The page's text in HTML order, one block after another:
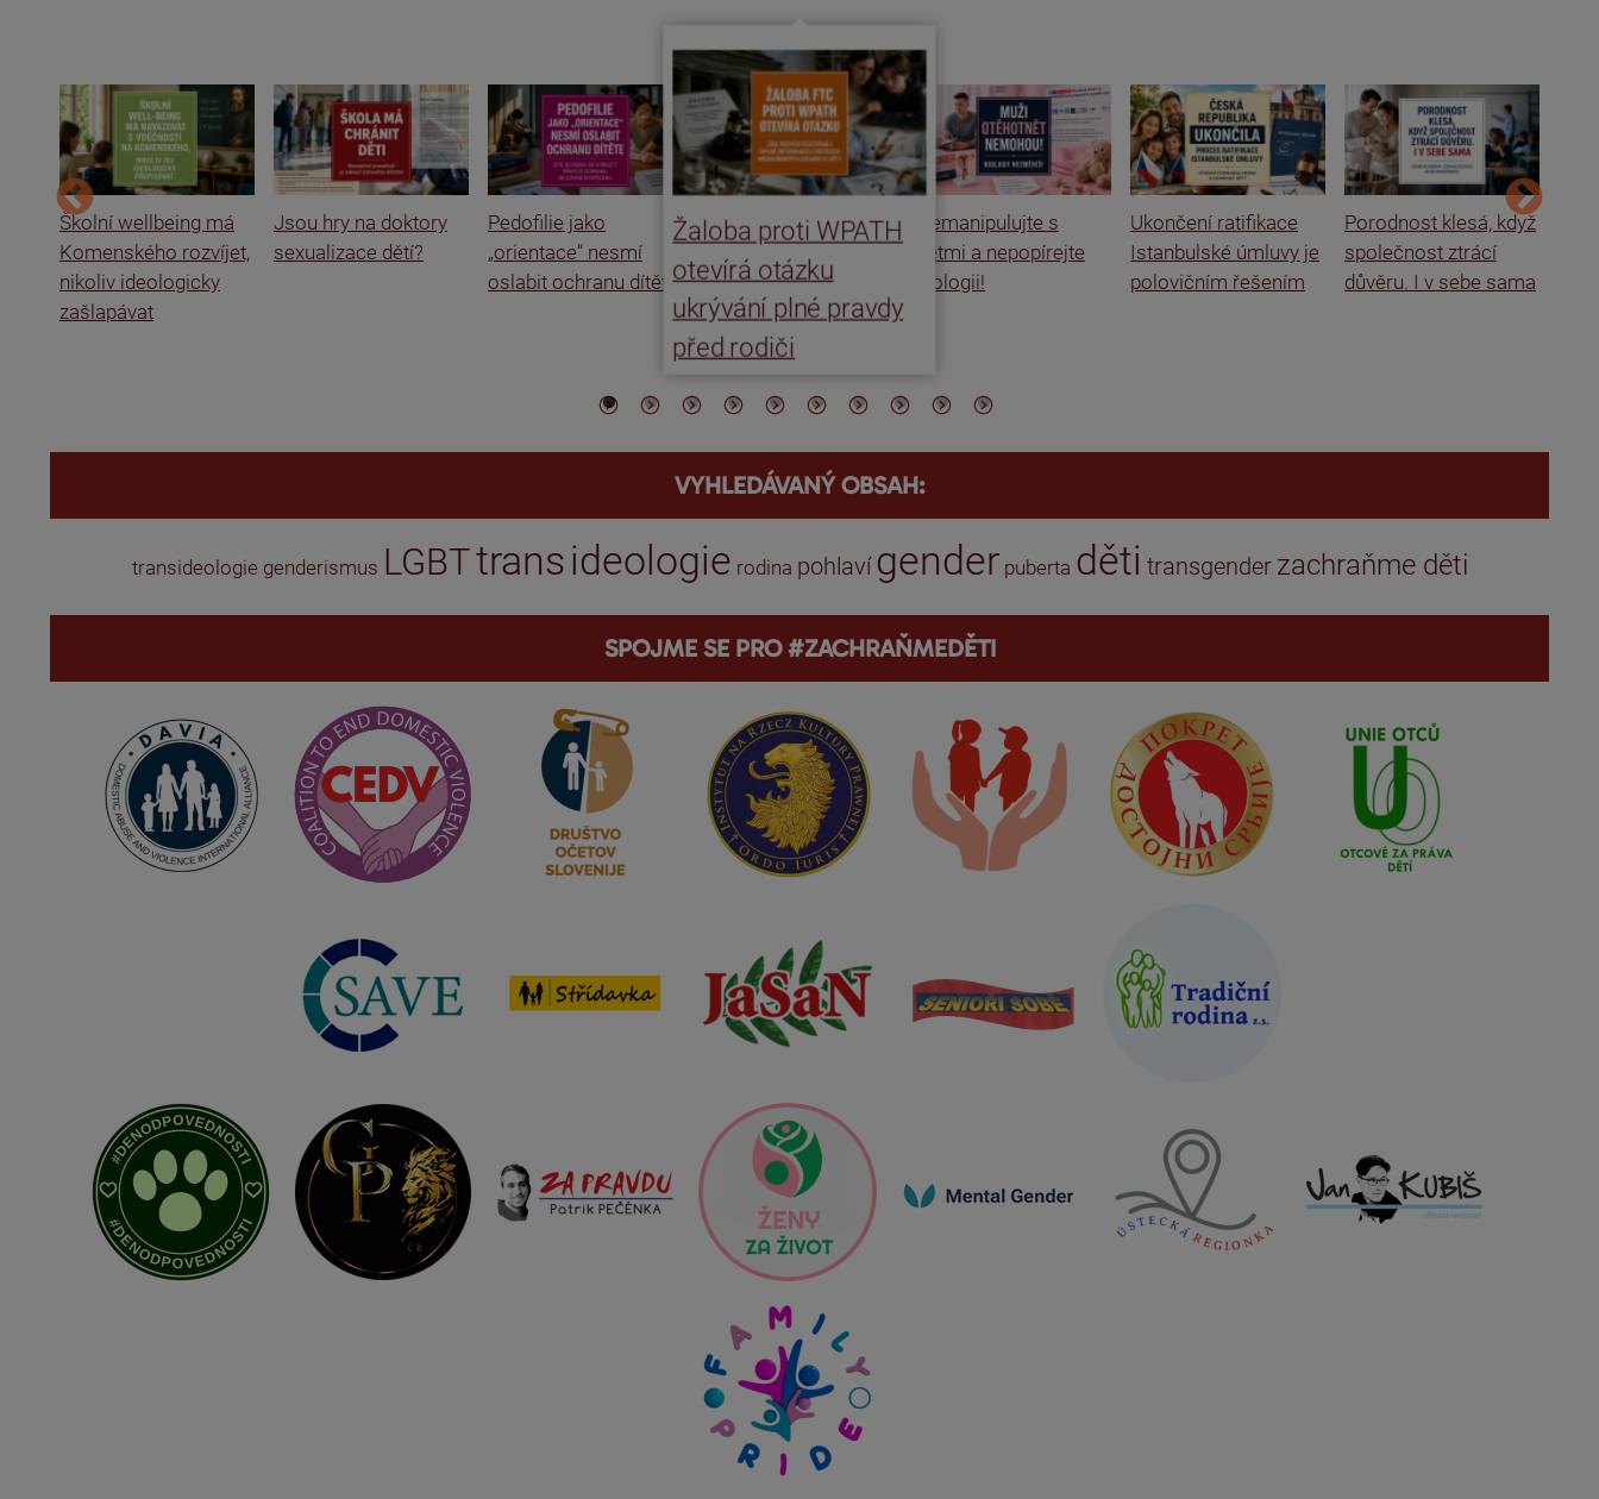
Školní wellbeing má
Komenského rozvíjet,
nikoliv ideologicky
zašlapávat
Jsou hry na doktory
sexualizace dětí?
Pedofilie jako
„orientace“ nesmí
oslabit ochranu dítěte
Žaloba proti WPATH
otevírá otázku
ukrývání plné pravdy
před rodiči
Nemanipulujte s
dětmi a nepopírejte
biologii!
Ukončení ratifikace
Istanbulské úmluvy je
polovičním řešením
Porodnost klesá, když
společnost ztrácí
důvěru. I v sebe sama
VYHLEDÁVANÝ OBSAH:
transideologie genderismus LGBTtransideologie rodina pohlaví gender puberta děti transgender zachraňme děti
SPOJME SE PRO #ZACHRAŇMEDĚTI